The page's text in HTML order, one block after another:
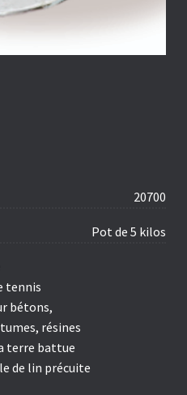
20700
Pot de 5 kilos
tennis
bétons,
résines
terre battue
de lin précuite